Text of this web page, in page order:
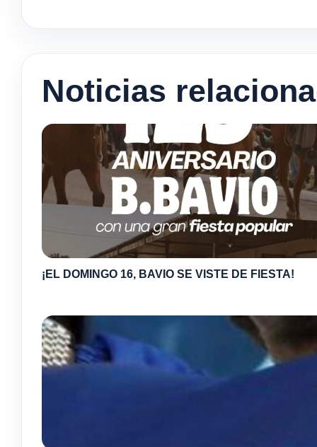
Noticias
¡EL DOMINGO 16, BAVIO SE VISTE DE FIESTA!